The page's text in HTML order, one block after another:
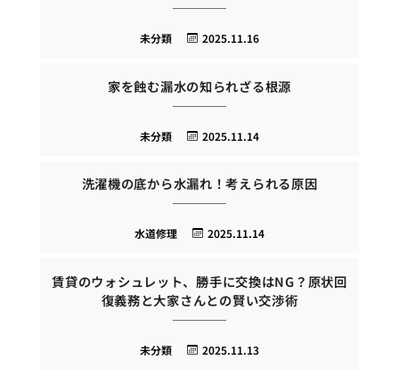
2025.11.16
未分類
家を蝕む漏水の知られざる根源
2025.11.14
未分類
洗濯機の底から水漏れ！考えられる原因
2025.11.14
水道修理
賃貸のウォシュレット、勝手に交換はNG？原状回
復義務と大家さんとの賢い交渉術
2025.11.13
未分類